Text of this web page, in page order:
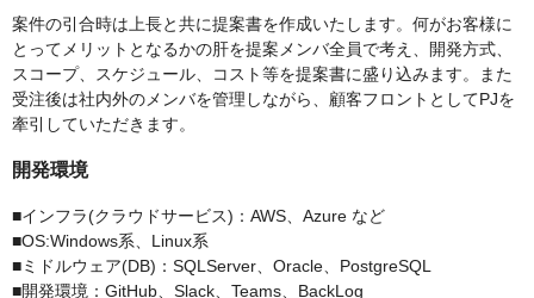
案件の引合時は上長と共に提案書を作成いたします。何がお客様に
とってメリットとなるかの肝を提案メンバ全員で考え、開発方式、
スコープ、スケジュール、コスト等を提案書に盛り込みます。また
受注後は社内外のメンバを管理しながら、顧客フロントとしてPJを
牽引していただきます。
開発環境
■インフラ(クラウドサービス)：AWS、Azure など
■OS:Windows系、Linux系
■ミドルウェア(DB)：SQLServer、Oracle、PostgreSQL
■開発環境：GitHub、Slack、Teams、BackLog